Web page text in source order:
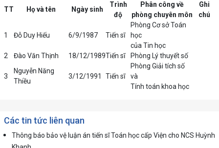
TT Họ và tên Ngày sinh
Trình
độ
Phân công về
phòng chuyên môn
Ghi
chú
1 Đỗ Duy Hiếu 6/9/1987 Tiến sĩ
Phòng Cơ sở Toán
học
của Tin học
2
Đào Văn Thịnh 18/12/1989Tiến sĩ Phòng Lý thuyết số
3
Nguyễn Năng
Thiều
3/12/1991 Tiến sĩ
Phòng Giải tích số
và
Tính toán khoa học
Các tin tức liên quan
Thông báo bảo vệ luận án tiến sĩ Toán học cấp Viện cho NCS Huỳnh